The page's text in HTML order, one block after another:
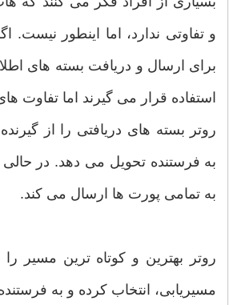
و تفاوتی ندارد، اما اینطور نیست.
برای ارسال و دریافت بسته های
استفاده قرار می گیرند اما تفاوت
روتر بسته های دریافتی را از
به فرستنده تحویل می دهد. در
به تمامی پورت ها ارسال می کند.
روتر بهترین و کوتاه ترین مسیر را
مسیریابی، انتخاب کرده و به